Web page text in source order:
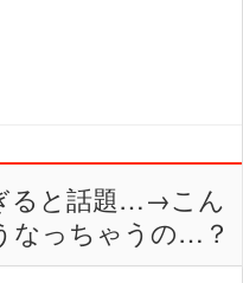
ると話題…→こん
なっちゃうの…？